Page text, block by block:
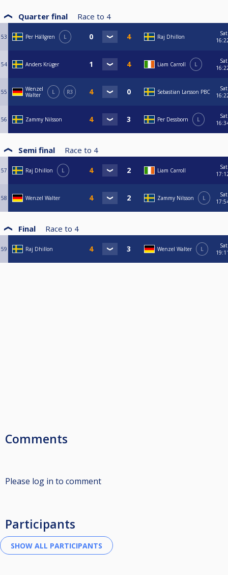
Quarter final Race to 4
53 Per Hällgren L Raj Dhillon
Sat
54 Anders Krüger Liam Carroll L
Sat
55
Wenzel
Walter
L R3 Sebastian Larsson PBC
Sat
56 Zammy Nilsson Per Dessborn L
Sat
Semi final Race to 4
57 Raj Dhillon L Liam Carroll
Sat
58 Wenzel Walter Zammy Nilsson L
Sat
Final Race to 4
59 Raj Dhillon Wenzel Walter L
Sat
Comments
Please log in to comment
Participants